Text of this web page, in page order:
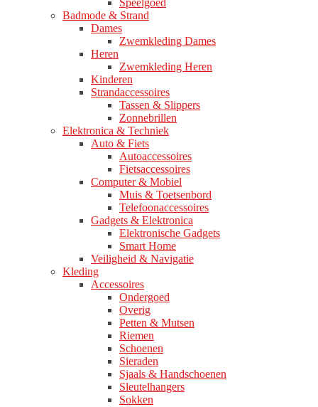
Badmode & Strand
Dames
Zwemkleding Dames
Heren
Zwemkleding Heren
Kinderen
Strandaccessoires
Tassen & Slippers
Zonnebrillen
Elektronica & Techniek
Auto & Fiets
Autoaccessoires
Fietsaccessoires
Computer & Mobiel
Muis & Toetsenbord
Telefoonaccessoires
Gadgets & Elektronica
Elektronische Gadgets
Smart Home
Veiligheid & Navigatie
Kleding
Accessoires
Ondergoed
Overig
Petten & Mutsen
Riemen
Schoenen
Sieraden
Sjaals & Handschoenen
Sleutelhangers
Sokken